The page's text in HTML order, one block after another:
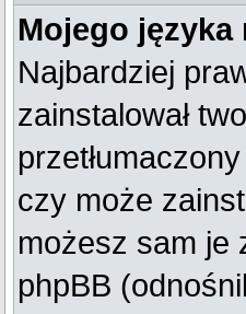
Mojego języka
Najbardziej
zainstalował
czy może
możesz sam je
phpBB